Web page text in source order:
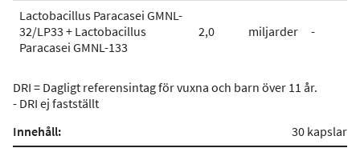
Lactobacillus Paracasei GMNL-
32/LP33 + Lactobacillus
Paracasei GMNL-133
2,0 miljarder -
DRI = Dagligt referensintag för vuxna och barn över 11 år.
- DRI ej fastställt
Innehåll:
30 kapslar